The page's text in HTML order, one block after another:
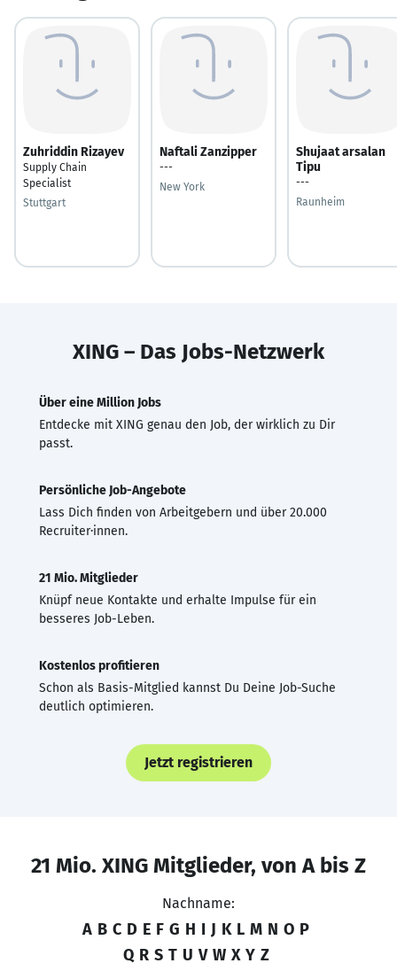
Zuhriddin Rizayev
Supply Chain
Specialist
Stuttgart
Naftali Zanzipper
---
New York
Shujaat arsalan
Tipu
---
Raunheim
XING – Das Jobs-Netzwerk
Über eine Million Jobs
Entdecke mit XING genau den Job, der wirklich zu Dir
passt.
Persönliche Job-Angebote
Lass Dich finden von Arbeitgebern und über 20.000
Recruiter·innen.
21 Mio. Mitglieder
Knüpf neue Kontakte und erhalte Impulse für ein
besseres Job-Leben.
Kostenlos profitieren
Schon als Basis-Mitglied kannst Du Deine Job-Suche
deutlich optimieren.
Jetzt registrieren
21 Mio. XING Mitglieder, von A bis Z
Nachname:
A B C D E F G H I J K L M N O P
Q R S T U V W X Y Z